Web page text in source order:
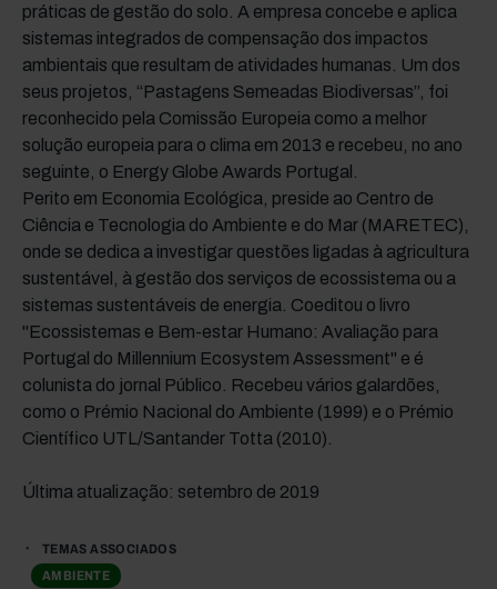
práticas de gestão do solo. A empresa concebe e aplica
sistemas integrados de compensação dos impactos
ambientais que resultam de atividades humanas. Um dos
seus projetos, “Pastagens Semeadas Biodiversas”, foi
reconhecido pela Comissão Europeia como a melhor
solução europeia para o clima em 2013 e recebeu, no ano
seguinte, o Energy Globe Awards Portugal.
Perito em Economia Ecológica, preside ao Centro de
Ciência e Tecnologia do Ambiente e do Mar (MARETEC),
onde se dedica a investigar questões ligadas à agricultura
sustentável, à gestão dos serviços de ecossistema ou a
sistemas sustentáveis de energia. Coeditou o livro
"Ecossistemas e Bem-estar Humano: Avaliação para
Portugal do Millennium Ecosystem Assessment" e é
colunista do jornal Público. Recebeu vários galardões,
como o Prémio Nacional do Ambiente (1999) e o Prémio
Científico UTL/Santander Totta (2010).
Última atualização: setembro de 2019
TEMAS ASSOCIADOS
AMBIENTE